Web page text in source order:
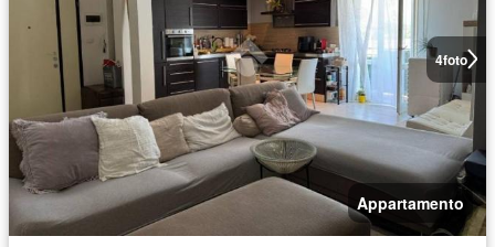
4foto
Appartamento